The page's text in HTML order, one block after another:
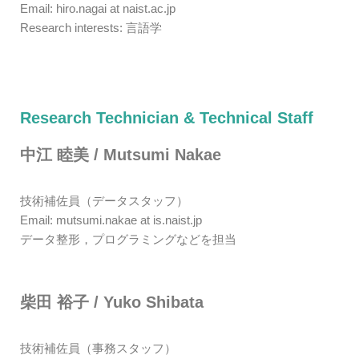
Email: hiro.nagai at naist.ac.jp
Research interests: 言語学
Research Technician & Technical Staff
中江 睦美 / Mutsumi Nakae
技術補佐員（データスタッフ）
Email: mutsumi.nakae at is.naist.jp
データ整形，プログラミングなどを担当
柴田 裕子 / Yuko Shibata
技術補佐員（事務スタッフ）